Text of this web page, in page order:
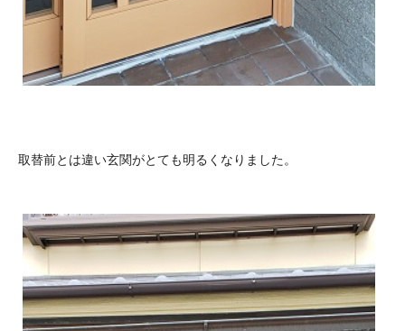
取替前とは違い玄関がとても明るくなりました。